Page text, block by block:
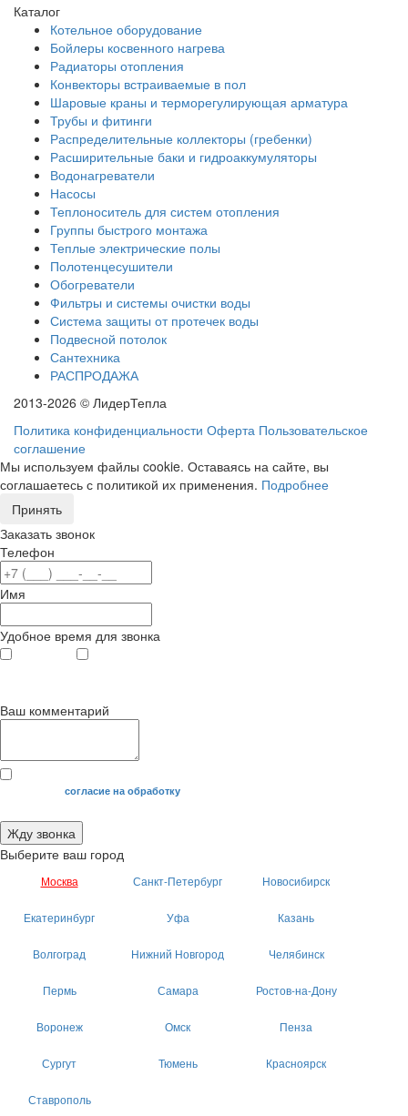
Каталог
Котельное оборудование
Бойлеры косвенного нагрева
Радиаторы отопления
Конвекторы встраиваемые в пол
Шаровые краны и терморегулирующая арматура
Трубы и фитинги
Распределительные коллекторы (гребенки)
Расширительные баки и гидроаккумуляторы
Водонагреватели
Насосы
Теплоноситель для систем отопления
Группы быстрого монтажа
Теплые электрические полы
Полотенцесушители
Обогреватели
Фильтры и системы очистки воды
Система защиты от протечек воды
Подвесной потолок
Сантехника
РАСПРОДАЖА
2013-2026 © ЛидерТепла
Политика конфиденциальности Оферта Пользовательское
соглашение
Мы используем файлы cookie. Оставаясь на сайте, вы
соглашаетесь с политикой их применения. Подробнее
Принять
Заказать звонок
Телефон
Имя
Удобное время для звонка
Ваш комментарий
Я даю своесогласие на обработку
Жду звонка
Выберите ваш город
Москва Санкт-Петербург Новосибирск
Екатеринбург Уфа Казань
Волгоград Нижний Новгород Челябинск
Пермь Самара Ростов-на-Дону
Воронеж Омск Пенза
Сургут Тюмень Красноярск
Ставрополь